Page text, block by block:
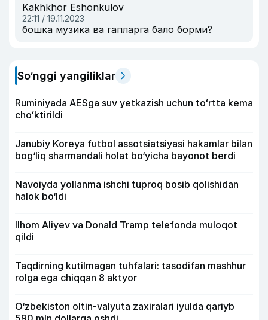
Kakhkhor Eshonkulov
22:11 / 19.11.2023
бошка музика ва гапларга бало борми?
So‘nggi yangiliklar
Ruminiyada AESga suv yetkazish uchun toʻrtta kema
choʻktirildi
Janubiy Koreya futbol assotsiatsiyasi hakamlar bilan
bog‘liq sharmandali holat bo‘yicha bayonot berdi
Navoiyda yollanma ishchi tuproq bosib qolishidan
halok bo‘ldi
Ilhom Aliyev va Donald Tramp telefonda muloqot
qildi
Taqdirning kutilmagan tuhfalari: tasodifan mashhur
rolga ega chiqqan 8 aktyor
O‘zbekiston oltin-valyuta zaxiralari iyulda qariyb